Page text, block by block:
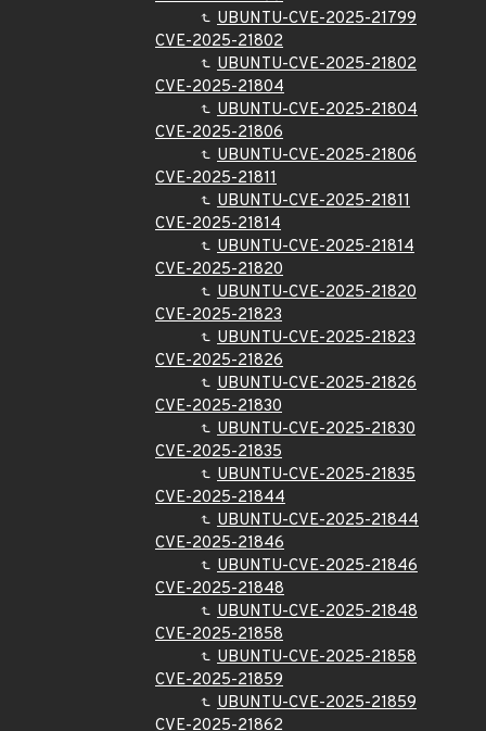
UBUNTU-CVE-2025-21799
CVE-2025-21802
UBUNTU-CVE-2025-21802
CVE-2025-21804
UBUNTU-CVE-2025-21804
CVE-2025-21806
UBUNTU-CVE-2025-21806
CVE-2025-21811
UBUNTU-CVE-2025-21811
CVE-2025-21814
UBUNTU-CVE-2025-21814
CVE-2025-21820
UBUNTU-CVE-2025-21820
CVE-2025-21823
UBUNTU-CVE-2025-21823
CVE-2025-21826
UBUNTU-CVE-2025-21826
CVE-2025-21830
UBUNTU-CVE-2025-21830
CVE-2025-21835
UBUNTU-CVE-2025-21835
CVE-2025-21844
UBUNTU-CVE-2025-21844
CVE-2025-21846
UBUNTU-CVE-2025-21846
CVE-2025-21848
UBUNTU-CVE-2025-21848
CVE-2025-21858
UBUNTU-CVE-2025-21858
CVE-2025-21859
UBUNTU-CVE-2025-21859
CVE-2025-21862